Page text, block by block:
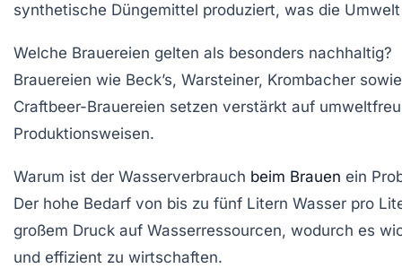
synthetische Düngemittel produziert, was die
Welche Brauereien gelten als besonders nachhaltig?
Brauereien wie Beck’s, Warsteiner, Krombacher
Craftbeer-Brauereien setzen verstärkt auf
Produktionsweisen.
Warum ist der Wasserverbrauch beim Brauen ein
Der hohe Bedarf von bis zu fünf Litern Wasser pro
großem Druck auf Wasserressourcen, wodurch es
und effizient zu wirtschaften.